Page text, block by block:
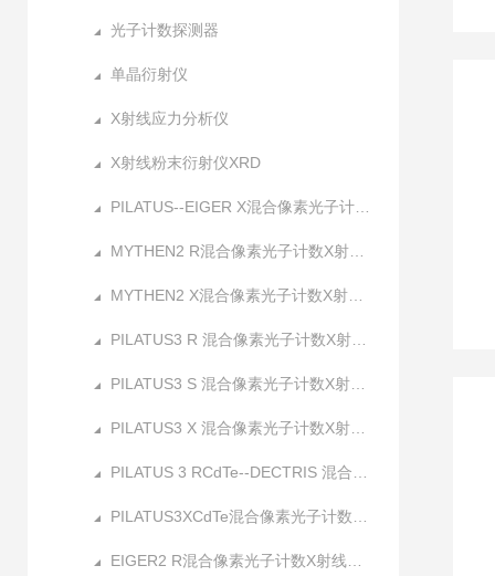
光子计数探测器
单晶衍射仪
X射线应力分析仪
X射线粉末衍射仪XRD
PILATUS--EIGER X混合像素光子计数X射线探测器
MYTHEN2 R混合像素光子计数X射线探测器
MYTHEN2 X混合像素光子计数X射线探测器
PILATUS3 R 混合像素光子计数X射线探测器
PILATUS3 S 混合像素光子计数X射线探测器
PILATUS3 X 混合像素光子计数X射线探测器
PILATUS 3 RCdTe--DECTRIS 混合像素光子计数X射线探测器
PILATUS3XCdTe混合像素光子计数X射线探测器
EIGER2 R混合像素光子计数X射线探测器